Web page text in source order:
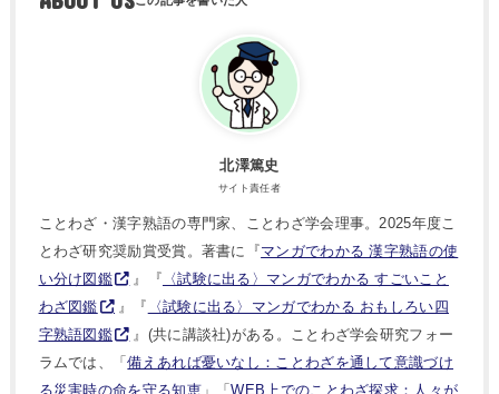
北澤篤史
サイト責任者
ことわざ・漢字熟語の専門家、ことわざ学会理事。2025年度こ
とわざ研究奨励賞受賞。著書に『マンガでわかる 漢字熟語の使
い分け図鑑
』『 〈試験に出る〉マンガでわかる すごいこと
わざ図鑑
』『
〈試験に出る〉マンガでわかる おもしろい四
字熟語図鑑
』(共に講談社)がある。ことわざ学会研究フォー
ラムでは、「備えあれば憂いなし：ことわざを通して意識づけ
る災害時の命を守る知恵」「WEB上でのことわざ探求：人々が